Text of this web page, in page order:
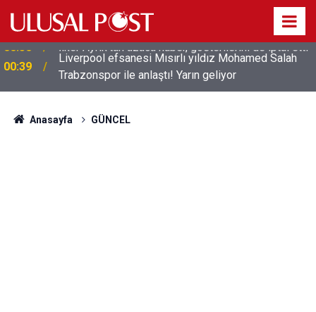
00:39
Liverpool efsanesi Mısırlı yıldız Mohamed Salah
Trabzonspor ile anlaştı! Yarın geliyor
Anasayfa GÜNCEL